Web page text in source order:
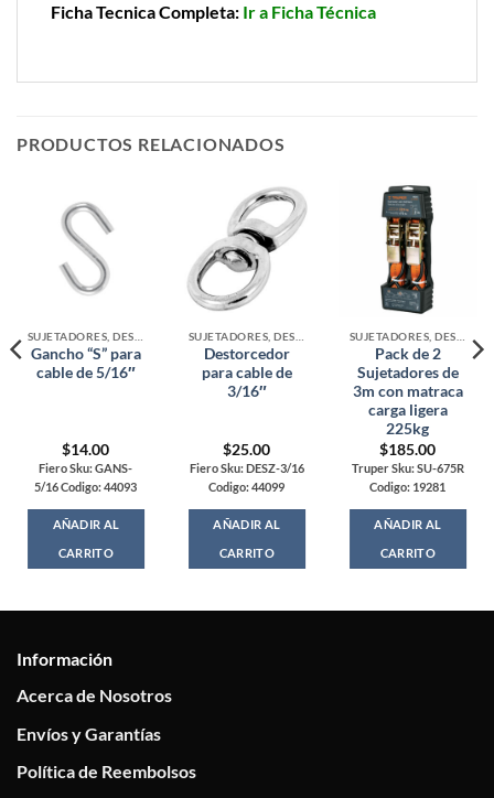
Ficha Tecnica Completa: Ir a Ficha Técnica
PRODUCTOS RELACIONADOS
Gancho “S” para
cable de 5/16″
$14.00
Fiero Sku: GANS-
5/16 Codigo: 44093
AÑADIR AL
CARRITO
Destorcedor
para cable de
3/16″
$25.00
Fiero Sku: DESZ-3/16
Codigo: 44099
AÑADIR AL
CARRITO
Pack de 2
Sujetadores de
3m con matraca
carga ligera
225kg
$185.00
Truper Sku: SU-675R
Codigo: 19281
AÑADIR AL
CARRITO
Información
Acerca de Nosotros
Envíos y Garantías
Política de Reembolsos